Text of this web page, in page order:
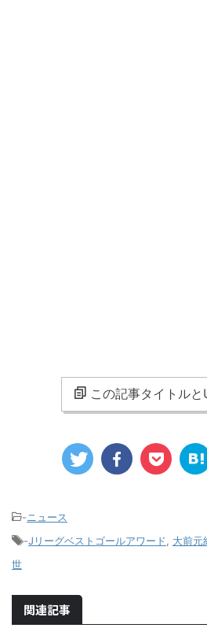
この記事タイトルと
-ニュース
-Jリーグベストゴールアワード, 大前元
世
関連記事